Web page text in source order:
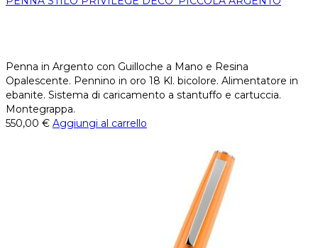
Penna in Argento con Guilloche a Mano e Resina
Opalescente. Pennino in oro 18 Kl. bicolore. Alimentatore in
ebanite. Sistema di caricamento a stantuffo e cartuccia.
Montegrappa.
550,00 € Aggiungi al carrello